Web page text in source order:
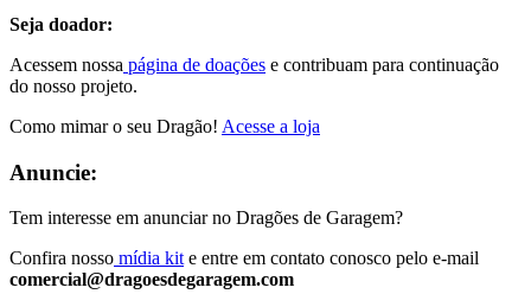
Seja doador:
Acessem nossa página de doações e contribuam para continuação
do nosso projeto.
Como mimar o seu Dragão! Acesse a loja
Anuncie:
Tem interesse em anunciar no Dragões de Garagem?
Confira nosso mídia kit e entre em contato conosco pelo e-mail
comercial@dragoesdegaragem.com